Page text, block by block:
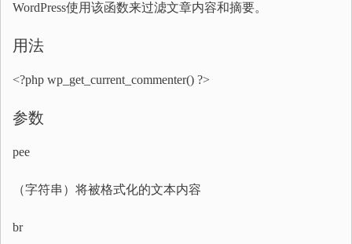
WordPress使用该函数来过滤文章内容和摘要。
用法
<?php wp_get_current_commenter() ?>
参数
pee
（字符串）将被格式化的文本内容
br